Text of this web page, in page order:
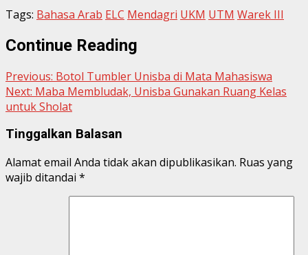
Tags: Bahasa Arab ELC Mendagri UKM UTM Warek III
Continue Reading
Previous: Botol Tumbler Unisba di Mata Mahasiswa
Next: Maba Membludak, Unisba Gunakan Ruang Kelas
untuk Sholat
Tinggalkan Balasan
Alamat email Anda tidak akan dipublikasikan. Ruas yang
wajib ditandai *